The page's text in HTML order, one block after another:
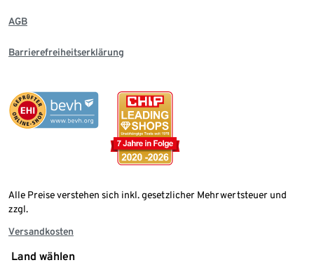
AGB
Barrierefreiheitserklärung
Alle Preise verstehen sich inkl. gesetzlicher Mehrwertsteuer und
zzgl.
Versandkosten
Land wählen